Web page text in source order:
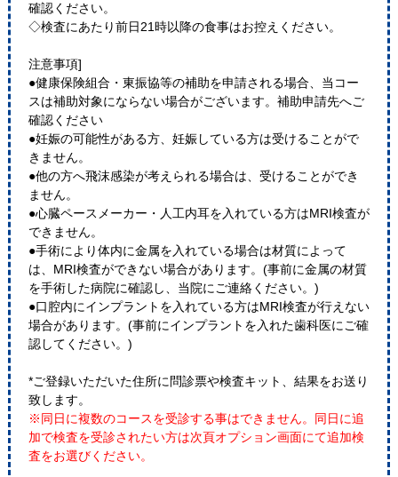
確認ください。
◇検査にあたり前日21時以降の食事はお控えください。
注意事項]
●健康保険組合・東振協等の補助を申請される場合、当コー
スは補助対象にならない場合がございます。補助申請先へご
確認ください
●妊娠の可能性がある方、妊娠している方は受けることがで
きません。
●他の方へ飛沫感染が考えられる場合は、受けることができ
ません。
●心臓ペースメーカー・人工内耳を入れている方はMRI検査が
できません。
●手術により体内に金属を入れている場合は材質によって
は、MRI検査ができない場合があります。(事前に金属の材質
を手術した病院に確認し、当院にご連絡ください。)
●口腔内にインプラントを入れている方はMRI検査が行えない
場合があります。(事前にインプラントを入れた歯科医にご確
認してください。)
*ご登録いただいた住所に問診票や検査キット、結果をお送り
致します。
※同日に複数のコースを受診する事はできません。同日に追
加で検査を受診されたい方は次頁オプション画面にて追加検
査をお選びください。